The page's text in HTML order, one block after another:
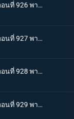
One piece วันพีช ตอนที่ 926 พากย์ไทย เข้าตาจน โอโรจิโอนิวาบังที่แสนอันตราย
One piece วันพีช ตอนที่ 927 พากย์ไทย ขุมนรก! พญาอสรพิษผู้น่าสะพรึง โชกุนโอโรจิ
One piece วันพีช ตอนที่ 928 พากย์ไทย ดอกไม้ที่ปลิดปลิว! วาระสุดท้ายของหญิงงามแห่งวาโนะ
One piece วันพีช ตอนที่ 929 พากย์ไทย สายสัมพันธ์นักโทษ ลูฟี่กับปู่เฮียว!